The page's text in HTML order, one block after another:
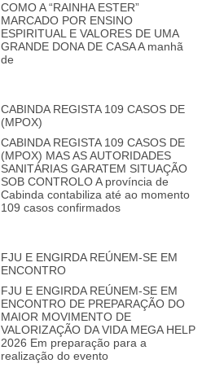
COMO A “RAINHA ESTER”
MARCADO POR ENSINO
ESPIRITUAL E VALORES DE UMA
GRANDE DONA DE CASA A manhã
de
CABINDA REGISTA 109 CASOS DE
(MPOX)
CABINDA REGISTA 109 CASOS DE
(MPOX) MAS AS AUTORIDADES
SANITÁRIAS GARATEM SITUAÇÃO
SOB CONTROLO A província de
Cabinda contabiliza até ao momento
109 casos confirmados
FJU E ENGIRDA REÚNEM-SE EM
ENCONTRO
FJU E ENGIRDA REÚNEM-SE EM
ENCONTRO DE PREPARAÇÃO DO
MAIOR MOVIMENTO DE
VALORIZAÇÃO DA VIDA MEGA HELP
2026 Em preparação para a
realização do evento